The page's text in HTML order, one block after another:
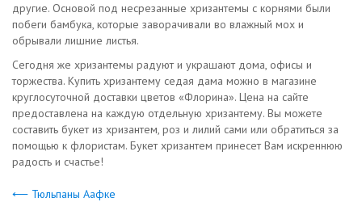
другие. Основой под несрезанные хризантемы с корнями были
побеги бамбука, которые заворачивали во влажный мох и
обрывали лишние листья.
Сегодня же хризантемы радуют и украшают дома, офисы и
торжества. Купить хризантему седая дама можно в магазине
круглосуточной доставки цветов «Флорина». Цена на сайте
предоставлена на каждую отдельную хризантему. Вы можете
составить букет из хризантем, роз и лилий сами или обратиться за
помощью к флористам. Букет хризантем принесет Вам искреннюю
радость и счастье!
⟵ Тюльпаны Аафке